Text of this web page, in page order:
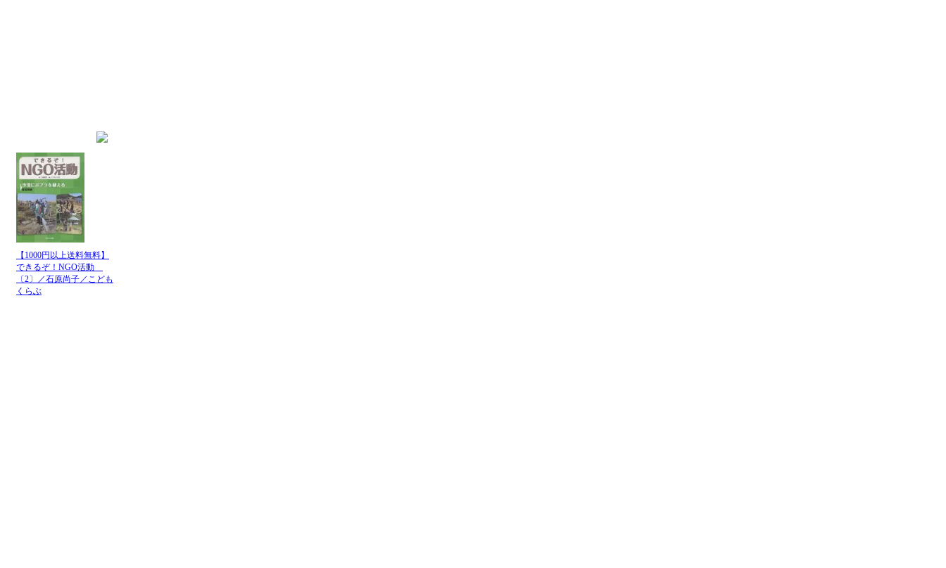
【1000円以上送料無料】
できるぞ！NGO活動
〔2〕／石原尚子／こども
くらぶ